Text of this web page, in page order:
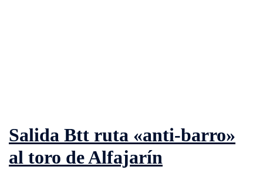
Salida Btt ruta «anti-barro»
al toro de Alfajarín